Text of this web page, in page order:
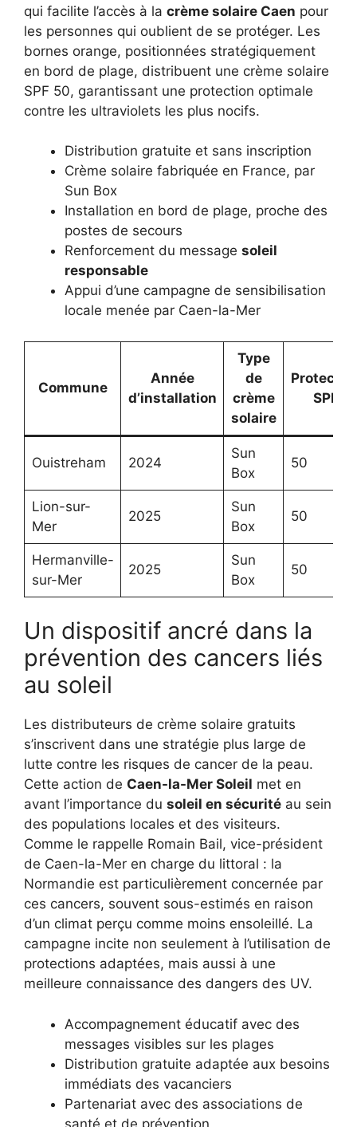
qui facilite l’accès à la crème solaire Caen pour
les personnes qui oublient de se protéger. Les
bornes orange, positionnées stratégiquement
en bord de plage, distribuent une crème solaire
SPF 50, garantissant une protection optimale
contre les ultraviolets les plus nocifs.
Distribution gratuite et sans inscription
Crème solaire fabriquée en France, par
Sun Box
Installation en bord de plage, proche des
postes de secours
Renforcement du message soleil
responsable
Appui d’une campagne de sensibilisation
locale menée par Caen-la-Mer
Commune
Année
d’installation
Type
de
crème
solaire
SPF
Ouistreham 2024
Sun
Box
50
Lion-sur-
Mer
2025
Sun
Box
50
Hermanville-
sur-Mer
2025
Sun
Box
50
Un dispositif ancré dans la
prévention des cancers liés
au soleil
Les distributeurs de crème solaire gratuits
s’inscrivent dans une stratégie plus large de
lutte contre les risques de cancer de la peau.
Cette action de Caen-la-Mer Soleil met en
avant l’importance du soleil en sécurité au sein
des populations locales et des visiteurs.
Comme le rappelle Romain Bail, vice-président
de Caen-la-Mer en charge du littoral : la
Normandie est particulièrement concernée par
ces cancers, souvent sous-estimés en raison
d’un climat perçu comme moins ensoleillé. La
campagne incite non seulement à l’utilisation de
protections adaptées, mais aussi à une
meilleure connaissance des dangers des UV.
Accompagnement éducatif avec des
messages visibles sur les plages
Distribution gratuite adaptée aux besoins
immédiats des vacanciers
Partenariat avec des associations de
santé et de prévention